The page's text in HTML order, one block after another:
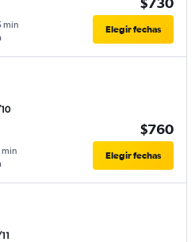
min Elegir fechas
min
$760
Elegir fechas